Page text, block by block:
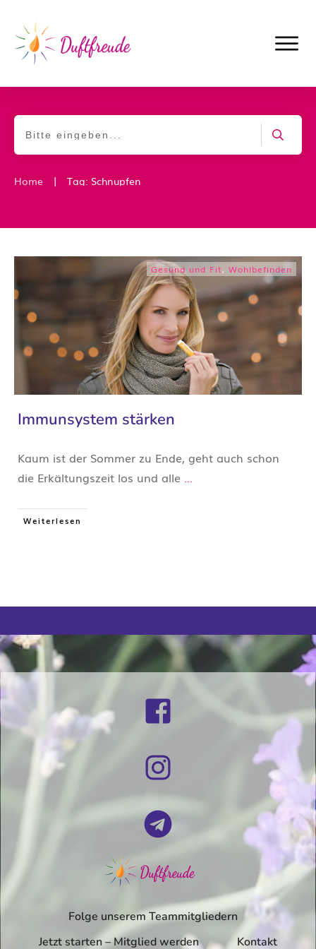
Home | Tag: Schnupfen
Gesund und Fit, Wohlbefinden
Immunsystem stärken
Kaum ist der Sommer zu Ende, geht auch schon
die Erkältungszeit los und alle ...
Weiterlesen
Folge unserem Teammitgliedern
Jetzt starten – Mitglied werden
Kontakt